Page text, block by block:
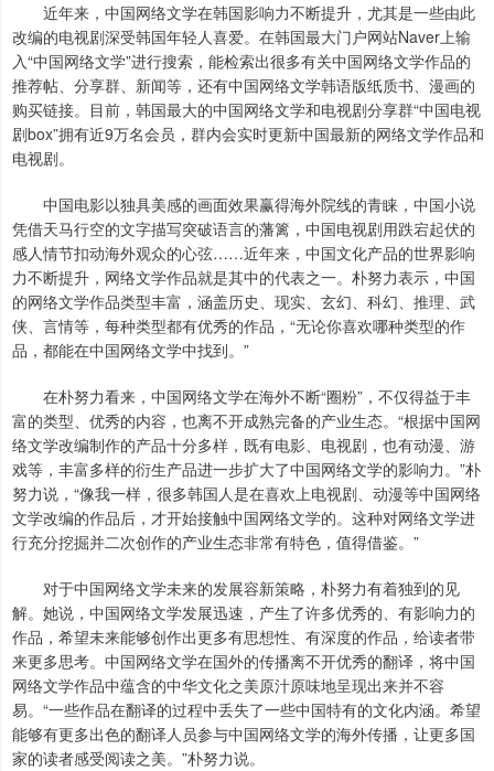
近年来，中国网络文学在韩国影响力不断提升，尤其是一些由此
改编的电视剧深受韩国年轻人喜爱。在韩国最大门户网站Naver上输
入“中国网络文学”进行搜索，能检索出很多有关中国网络文学作品的
推荐帖、分享群、新闻等，还有中国网络文学韩语版纸质书、漫画的
购买链接。目前，韩国最大的中国网络文学和电视剧分享群“中国电视
剧box”拥有近9万名会员，群内会实时更新中国最新的网络文学作品和
电视剧。
中国电影以独具美感的画面效果赢得海外院线的青睐，中国小说
凭借天马行空的文字描写突破语言的藩篱，中国电视剧用跌宕起伏的
感人情节扣动海外观众的心弦……近年来，中国文化产品的世界影响
力不断提升，网络文学作品就是其中的代表之一。朴努力表示，中国
的网络文学作品类型丰富，涵盖历史、现实、玄幻、科幻、推理、武
侠、言情等，每种类型都有优秀的作品，“无论你喜欢哪种类型的作
品，都能在中国网络文学中找到。”
在朴努力看来，中国网络文学在海外不断“圈粉”，不仅得益于丰
富的类型、优秀的内容，也离不开成熟完备的产业生态。“根据中国网
络文学改编制作的产品十分多样，既有电影、电视剧，也有动漫、游
戏等，丰富多样的衍生产品进一步扩大了中国网络文学的影响力。”朴
努力说，“像我一样，很多韩国人是在喜欢上电视剧、动漫等中国网络
文学改编的作品后，才开始接触中国网络文学的。这种对网络文学进
行充分挖掘并二次创作的产业生态非常有特色，值得借鉴。”
对于中国网络文学未来的发展容新策略，朴努力有着独到的见
解。她说，中国网络文学发展迅速，产生了许多优秀的、有影响力的
作品，希望未来能够创作出更多有思想性、有深度的作品，给读者带
来更多思考。中国网络文学在国外的传播离不开优秀的翻译，将中国
网络文学作品中蕴含的中华文化之美原汁原味地呈现出来并不容
易。“一些作品在翻译的过程中丢失了一些中国特有的文化内涵。希望
能够有更多出色的翻译人员参与中国网络文学的海外传播，让更多国
家的读者感受阅读之美。”朴努力说。